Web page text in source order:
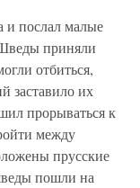
и послал малые
приняли
отбиться,
заставило их
прорываться к
между
прусские
пошли на